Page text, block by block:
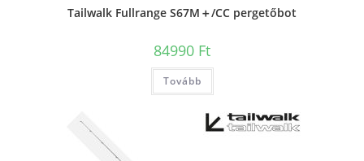
Tailwalk Fullrange S67M＋/CC pergetőbot
84990 Ft
Tovább